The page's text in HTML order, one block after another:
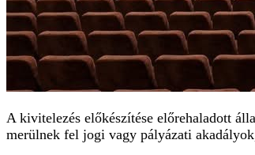
A kivitelezés előkészítése előrehaladott
merülnek fel jogi vagy pályázati